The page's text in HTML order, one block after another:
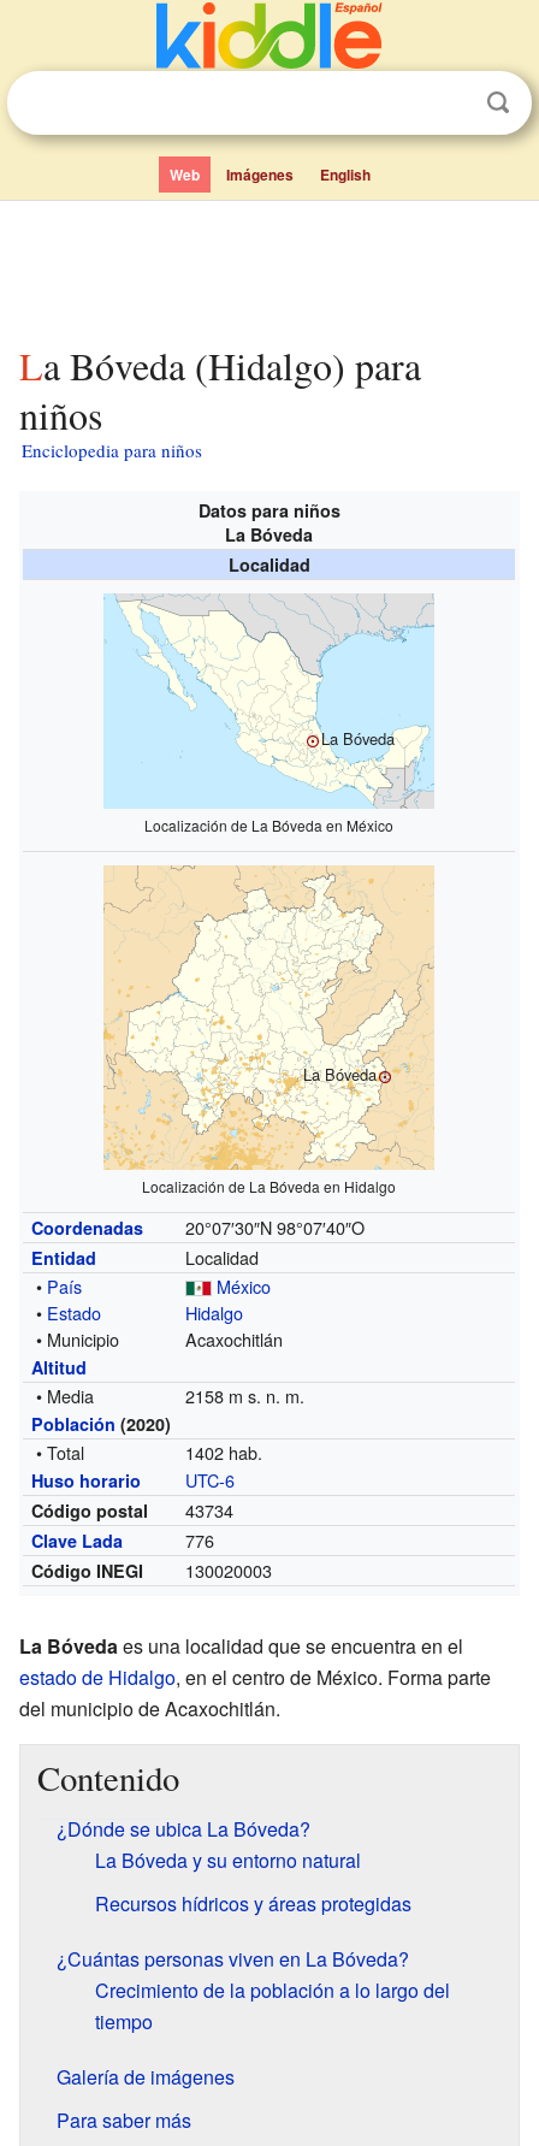
Web Imágenes English
La Bóveda (Hidalgo) para
niños
Enciclopedia para niños
Datos para niños
La Bóveda
Localidad
La Bóveda
Localización de La Bóveda en México
La Bóveda
Localización de La Bóveda en Hidalgo
Coordenadas 20°07′30″N 98°07′40″O
Entidad
Localidad
• País
México
• Estado
Hidalgo
• Municipio
Acaxochitlán
Altitud
• Media 2158 m s. n. m.
Población (2020)
• Total 1402 hab.
Huso horario UTC-6
Código postal 43734
Clave Lada 776
Código INEGI 130020003
La Bóvedaes una localidad que se encuentra en el
estado de Hidalgo, en el centro de México. Forma parte
del municipio de Acaxochitlán.
Contenido
¿Dónde se ubica La Bóveda?
La Bóveda y su entorno natural
Recursos hídricos y áreas protegidas
¿Cuántas personas viven en La Bóveda?
Crecimiento de la población a lo largo del
tiempo
Galería de imágenes
Para saber más